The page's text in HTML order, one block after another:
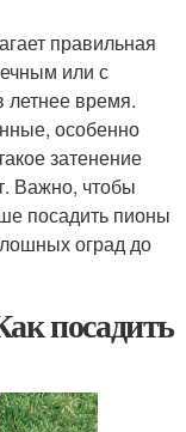
правильная
или с
летнее время.
особенно
затенение
Важно, чтобы
посадить пионы
оград до
посадить